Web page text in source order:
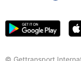
© Gettransport